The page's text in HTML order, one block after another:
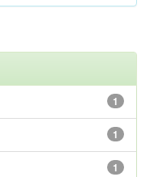
1
1
1